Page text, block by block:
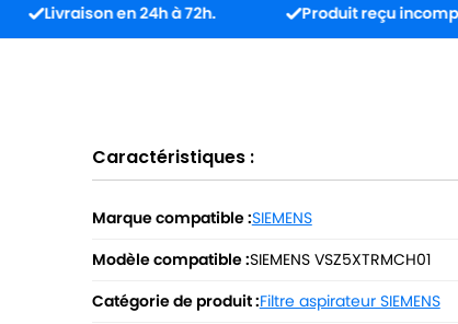
en 24h à 72h. Produit reçu incompatible ?
Caractéristiques :
Marque compatible :SIEMENS
Modèle compatible :SIEMENS VSZ5XTRMCH01
Catégorie de produit :Filtre aspirateur SIEMENS